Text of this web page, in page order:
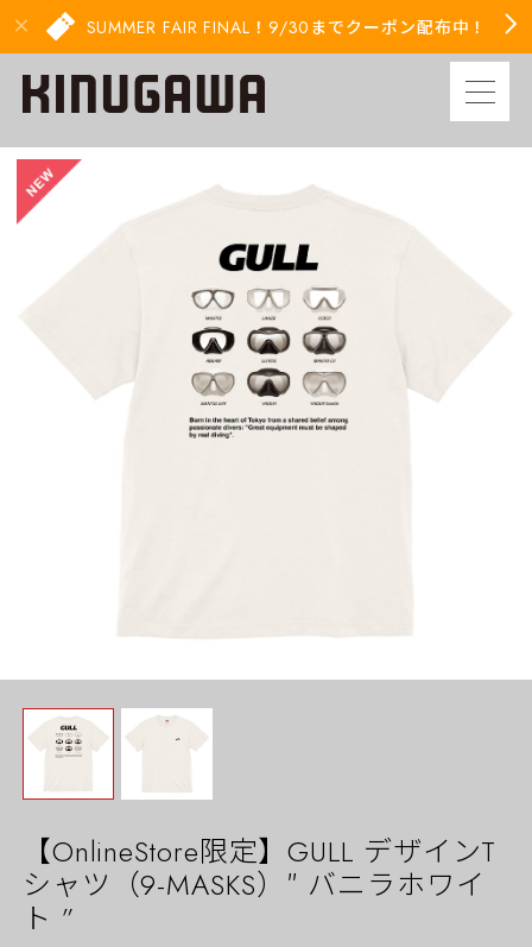
SUMMER FAIR FINAL！9/30までクーポン配布中！
【OnlineStore限定】GULL デザインT
シャツ（9-MASKS）″ バニラホワイ
ト ”